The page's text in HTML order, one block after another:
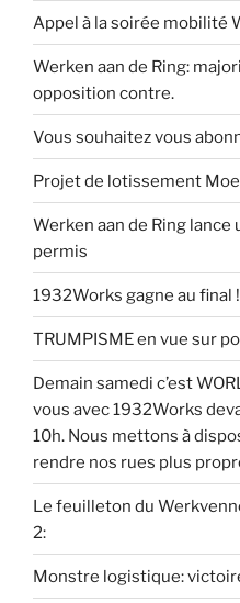
Appel à la soirée mobilité
Werken aan de Ring:
opposition contre.
Vous souhaitez vous
Projet de lotissement
Werken aan de Ring
permis
1932Works gagne au final !
TRUMPISME en vue sur
Demain samedi c’est
vous avec 1932Works
10h. Nous mettons à
rendre nos rues plus
Le feuilleton du
2:
Monstre logistique: